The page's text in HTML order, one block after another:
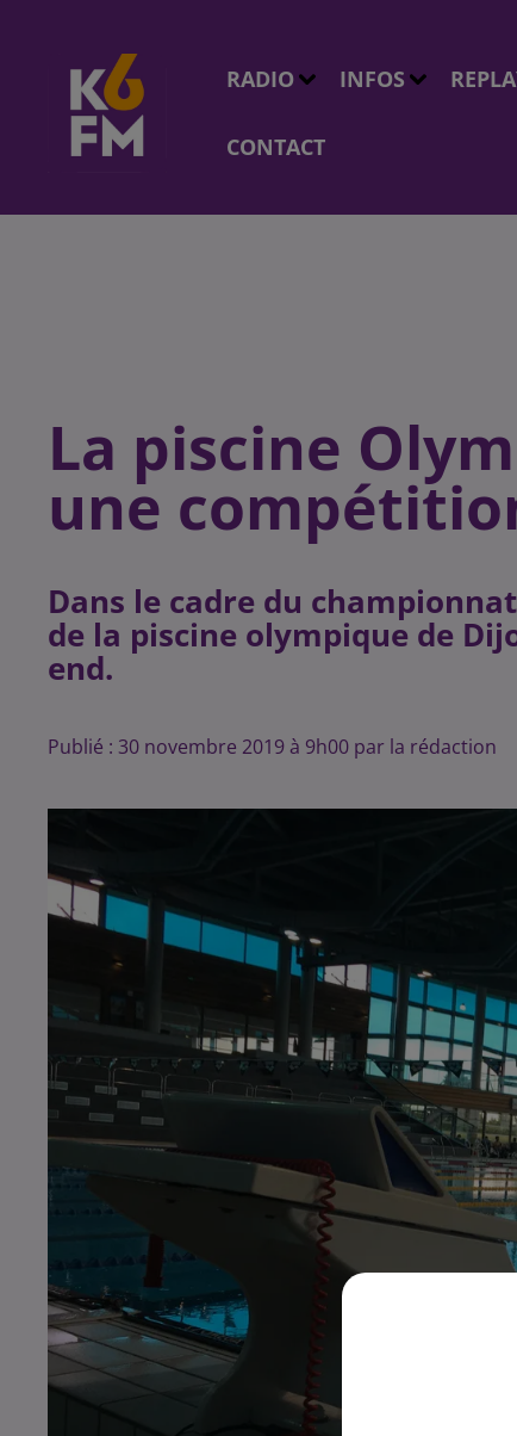
RADIO INFOS
CONTACT
La piscine
une
Dans le cadre du
de la piscine olympique de
end.
Publié : 30 novembre 2019 à 9h00 par la rédaction